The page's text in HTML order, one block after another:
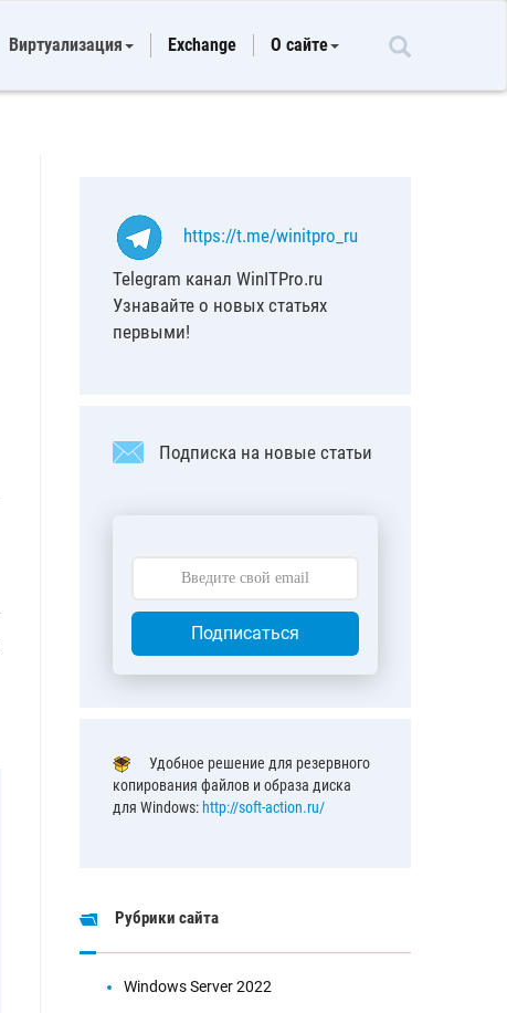
Виртуализация Exchange О сайте
https://t.me/winitpro_ru
Telegram канал WinITPro.ru
Узнавайте о новых статьях
первыми!
Подписка на новые статьи
Подписаться
Удобное решение для резервного
копирования файлов и образа диска
для Windows: http://soft-action.ru/
Рубрики сайта
Windows Server 2022